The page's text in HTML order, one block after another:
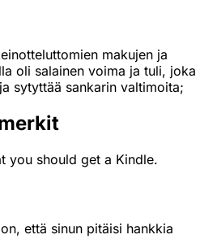
makujen ja
oli salainen voima ja tuli, joka
sytyttää sankarin valtimoita;
you should get a Kindle.
että sinun pitäisi hankkia